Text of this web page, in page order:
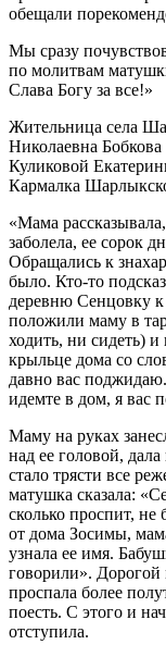
обещали
Мы сразу
по молитвам
Слава Богу за все!»
Жительница села
Николаевна
Куликовой
Кармалка
«Мама
заболела, ее сорок
Обращались к
было. Кто-то
деревню Сенцовку
положили маму в
ходить, ни сидеть)
крыльце дома со
давно вас
идемте в дом, я вас
Маму на руках
над ее головой,
стало трясти все
матушка сказала:
сколько проспит, не
от дома Зосимы,
узнала ее имя.
говорили». Дорогой
проспала более
поесть. С этого и
отступила.